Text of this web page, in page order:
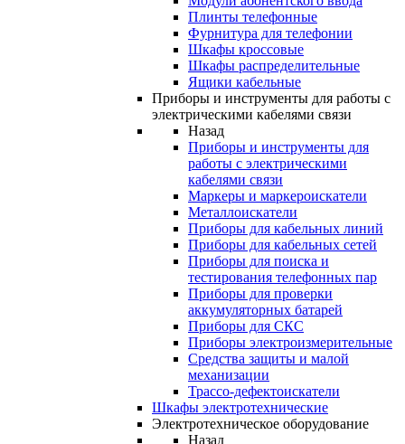
Плинты телефонные
Фурнитура для телефонии
Шкафы кроссовые
Шкафы распределительные
Ящики кабельные
Приборы и инструменты для работы с
электрическими кабелями связи
Назад
Приборы и инструменты для
работы с электрическими
кабелями связи
Маркеры и маркероискатели
Металлоискатели
Приборы для кабельных линий
Приборы для кабельных сетей
Приборы для поиска и
тестирования телефонных пар
Приборы для проверки
аккумуляторных батарей
Приборы для СКС
Приборы электроизмерительные
Средства защиты и малой
механизации
Трассо-дефектоискатели
Шкафы электротехнические
Электротехническое оборудование
Назад